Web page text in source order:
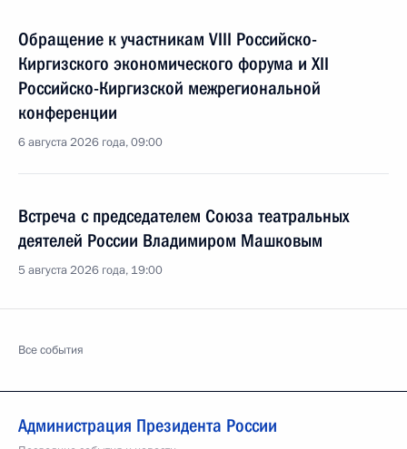
Обращение к участникам VIII Российско-
Киргизского экономического форума и XII
Российско-Киргизской межрегиональной
конференции
6 августа 2026 года, 09:00
Встреча с председателем Союза театральных
деятелей России Владимиром Машковым
5 августа 2026 года, 19:00
Все события
Администрация Президента России